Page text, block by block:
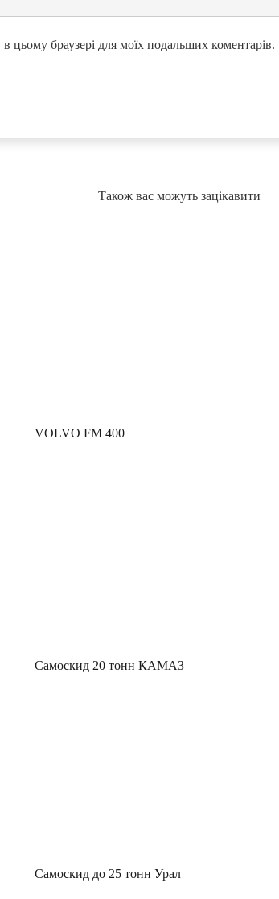
цьому браузері для моїх подальших коментарів.
Також вас можуть зацікавити
VOLVO FM 400
Самоскид 20 тонн КАМАЗ
Самоскид до 25 тонн Урал